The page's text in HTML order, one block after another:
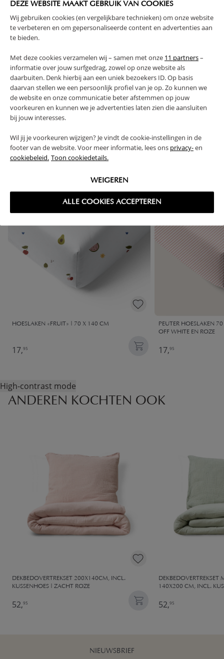
DEZE WEBSITE MAAKT GEBRUIK VAN COOKIES
Wij gebruiken cookies (en vergelijkbare technieken) om onze website
te verbeteren en om gepersonaliseerde content en advertenties aan
te bieden.
Met deze cookies verzamelen wij – samen met onze 11 partners–
informatie over jouw surfgedrag, zowel op onze website als
daarbuiten. Denk hierbij aan een uniek bezoekers ID. Op basis
daarvan stellen we een persoonlijk profiel van je op. Zo kunnen we
de website en onze communicatie beter afstemmen op jouw
voorkeuren en kunnen we je advertenties laten zien die aansluiten
bij jouw interesses.
Wil jij je voorkeuren wijzigen? Je vindt de cookie-instellingen in de
footer van de website. Voor meer informatie, lees ons privacy-en
cookiebeleid. Toon cookiedetails.
WEIGEREN
ALLE COOKIES ACCEPTEREN
PLUS- EN MINPUNTEN
RETOUREN
VAAK SAMEN GEKOCHT
HOESLAKEN «FRUIT» | 70 X 140 CM
17,95
PEUTER HOESLAKEN
OFF WHITE EN ROZE
17,95
High-contrast mode
ANDEREN KOCHTEN OOK
DEKBEDOVERTREKSET 200X140CM, INCL.
KUSSENHOES | ZACHT ROZE
52,95
DEKBEDOVERTREKSET
140X200 CM, INCL.
52,95
NIEUWSBRIEF